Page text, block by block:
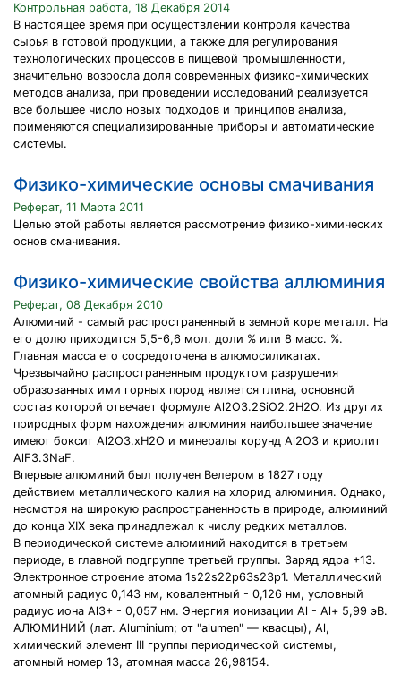
Контрольная работа, 18 Декабря 2014
В настоящее время при осуществлении контроля качества
сырья в готовой продукции, а также для регулирования
технологических процессов в пищевой промышленности,
значительно возросла доля современных физико-химических
методов анализа, при проведении исследований реализуется
все большее число новых подходов и принципов анализа,
применяются специализированные приборы и автоматические
системы.
Физико-химические основы смачивания
Реферат, 11 Марта 2011
Целью этой работы является рассмотрение физико-химических
основ смачивания.
Физико-химические свойства аллюминия
Реферат, 08 Декабря 2010
Алюминий - самый распространенный в земной коре металл. На
его долю приходится 5,5-6,6 мол. доли % или 8 масс. %.
Главная масса его сосредоточена в алюмосиликатах.
Чрезвычайно распространенным продуктом разрушения
образованных ими горных пород является глина, основной
состав которой отвечает формуле Al2O3.2SiO2.2H2O. Из других
природных форм нахождения алюминия наибольшее значение
имеют боксит Al2O3.xH2O и минералы корунд Al2O3 и криолит
AlF3.3NaF.
Впервые алюминий был получен Велером в 1827 году
действием металлического калия на хлорид алюминия. Однако,
несмотря на широкую распространенность в природе, алюминий
до конца XIX века принадлежал к числу редких металлов.
В периодической системе алюминий находится в третьем
периоде, в главной подгруппе третьей группы. Заряд ядра +13.
Электронное строение атома 1s22s22p63s23p1. Металлический
атомный радиус 0,143 нм, ковалентный - 0,126 нм, условный
радиус иона Al3+ - 0,057 нм. Энергия ионизации Al - Al+ 5,99 эВ.
АЛЮМИНИЙ (лат. Aluminium; от "alumen" — квасцы), Al,
химический элемент III группы периодической системы,
атомный номер 13, атомная масса 26,98154.